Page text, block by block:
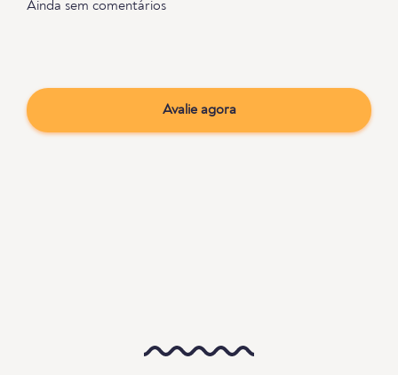
Ainda sem comentários
Avalie agora